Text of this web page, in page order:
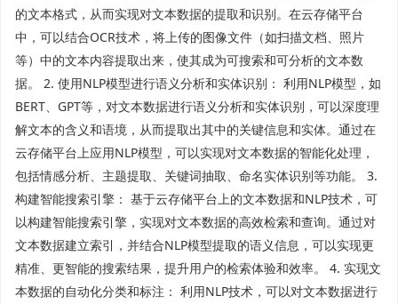
的文本格式，从而实现对文本数据的提取和识别。在云存储平台
中，可以结合OCR技术，将上传的图像文件（如扫描文档、照片
等）中的文本内容提取出来，使其成为可搜索和可分析的文本数
据。 2. 使用NLP模型进行语义分析和实体识别： 利用NLP模型，如
BERT、GPT等，对文本数据进行语义分析和实体识别，可以深度理
解文本的含义和语境，从而提取出其中的关键信息和实体。通过在
云存储平台上应用NLP模型，可以实现对文本数据的智能化处理，
包括情感分析、主题提取、关键词抽取、命名实体识别等功能。 3.
构建智能搜索引擎： 基于云存储平台上的文本数据和NLP技术，可
以构建智能搜索引擎，实现对文本数据的高效检索和查询。通过对
文本数据建立索引，并结合NLP模型提取的语义信息，可以实现更
精准、更智能的搜索结果，提升用户的检索体验和效率。 4. 实现文
本数据的自动化分类和标注： 利用NLP技术，可以对文本数据进行